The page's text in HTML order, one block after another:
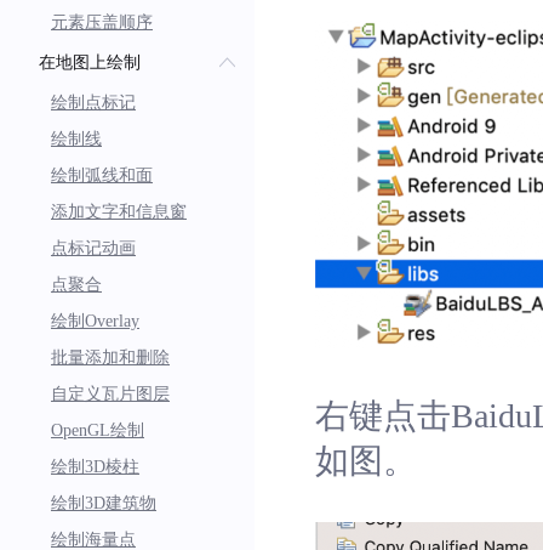
元素压盖顺序
在地图上绘制
绘制点标记
绘制线
绘制弧线和面
添加文字和信息窗
点标记动画
点聚合
绘制Overlay
批量添加和删除
自定义瓦片图层
OpenGL绘制
绘制3D棱柱
绘制3D建筑物
绘制海量点
右键点击
如图。